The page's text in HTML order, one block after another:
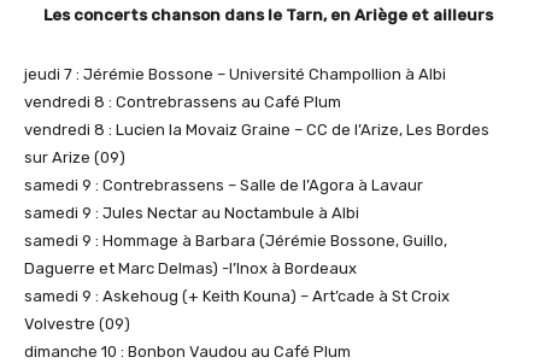
Les concerts chanson dans le Tarn, en Ariège et ailleurs
jeudi 7 : Jérémie Bossone – Université Champollion à Albi
vendredi 8 : Contrebrassens au Café Plum
vendredi 8 : Lucien la Movaiz Graine – CC de l’Arize, Les Bordes
sur Arize (09)
samedi 9 : Contrebrassens – Salle de l’Agora à Lavaur
samedi 9 : Jules Nectar au Noctambule à Albi
samedi 9 : Hommage à Barbara (Jérémie Bossone, Guillo,
Daguerre et Marc Delmas) -l’Inox à Bordeaux
samedi 9 : Askehoug (+ Keith Kouna) – Art’cade à St Croix
Volvestre (09)
dimanche 10 : Bonbon Vaudou au Café Plum